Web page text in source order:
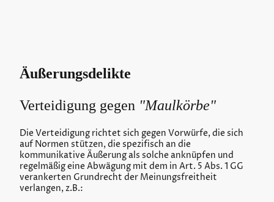
Äußerungsdelikte
Verteidigung gegen "Maulkörbe"
Die Verteidigung richtet sich gegen Vorwürfe, die sich
auf Normen stützen, die spezifisch an die
kommunikative Äußerung als solche anknüpfen und
regelmäßig eine Abwägung mit dem in Art. 5 Abs. 1 GG
verankerten Grundrecht der Meinungsfreitheit
verlangen, z.B.: